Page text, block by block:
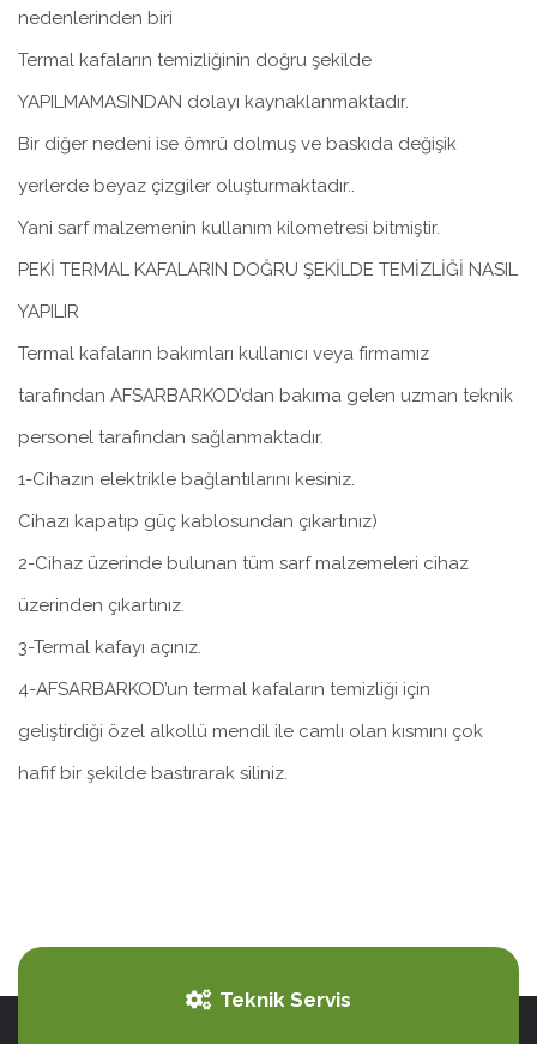
nedenlerinden biri
Termal kafaların temizliğinin doğru şekilde
YAPILMAMASINDAN dolayı kaynaklanmaktadır.
Bir diğer nedeni ise ömrü dolmuş ve baskıda değişik
yerlerde beyaz çizgiler oluşturmaktadır..
Yani sarf malzemenin kullanım kilometresi bitmiştir.
PEKİ TERMAL KAFALARIN DOĞRU ŞEKİLDE TEMİZLİĞİ NASIL
YAPILIR
Termal kafaların bakımları kullanıcı veya firmamız
tarafından AFSARBARKOD’dan bakıma gelen uzman teknik
personel tarafından sağlanmaktadır.
1-Cihazın elektrikle bağlantılarını kesiniz.
Cihazı kapatıp güç kablosundan çıkartınız)
2-Cihaz üzerinde bulunan tüm sarf malzemeleri cihaz
üzerinden çıkartınız.
3-Termal kafayı açınız.
4-AFSARBARKOD’un termal kafaların temizliği için
geliştirdiği özel alkollü mendil ile camlı olan kısmını çok
hafif bir şekilde bastırarak siliniz.
Teknik Servis